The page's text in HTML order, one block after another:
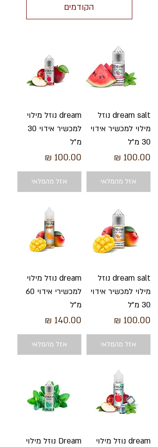
הקודמים
dream salt נוזל
מילוי למכשיר אידוי
30 מ"ל
מחיר
אזל מהמלאי
dream נוזל מילוי
למכשיר אידוי 30
מ"ל
מחיר
אזל מהמלאי
dream salt נוזל
מילוי למכשיר אידוי
30 מ"ל
מחיר
אזל מהמלאי
dream נוזל מילוי
למכשירי אידוי 60
מ"ל
מחיר
אזל מהמלאי
dream נוזל מילוי
Dream נוזל מילוי